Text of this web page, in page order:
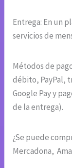
Entrega: En un
servicios de
Métodos de
débito, PayPal,
Google Pay y
de la entrega).
¿Se puede
Mercadona,